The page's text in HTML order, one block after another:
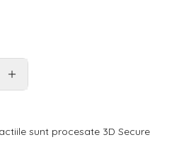
sunt procesate 3D Secure